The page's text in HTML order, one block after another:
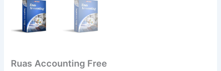
Ruas Accounting Free